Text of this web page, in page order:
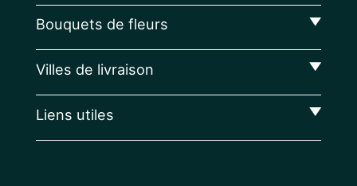
Bouquets de fleurs
Villes de livraison
Liens utiles